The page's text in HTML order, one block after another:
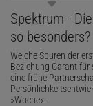
Spektrum -
so besonders?
Welche Spuren der
Beziehung Garant für
eine frühe
»Woche«.